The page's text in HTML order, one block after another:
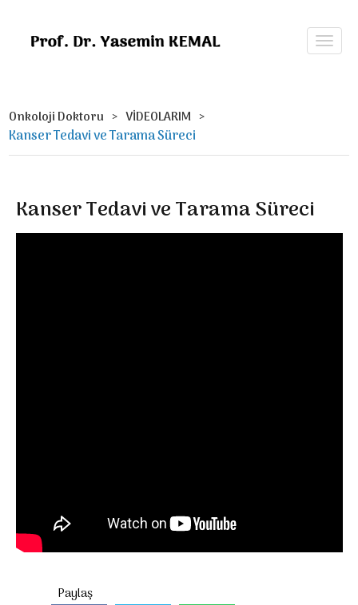
Onkoloji Doktoru VİDEOLARIM
Kanser Tedavi ve Tarama Süreci
Kanser Tedavi ve Tarama Süreci